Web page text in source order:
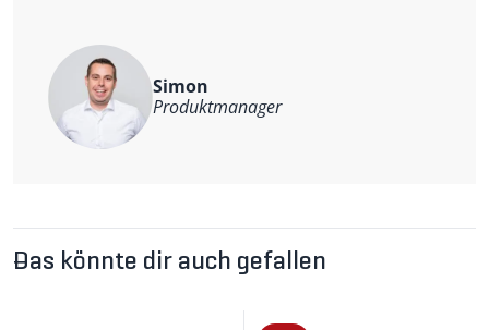
Simon
Produktmanager
Das könnte dir auch gefallen